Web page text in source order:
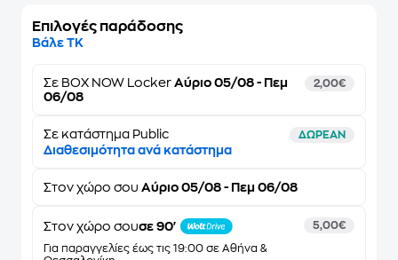
Επιλογές παράδοσης
Βάλε ΤΚ
Σε BOX NOW Locker Αύριο 05/08 - Πεμ
06/08
2,00€
Σε κατάστημα Public ΔΩΡΕΑΝ
Διαθεσιμότητα ανά κατάστημα
Στον χώρο σου Αύριο 05/08 - Πεμ 06/08
Στον χώρο σουσε 90'
Για παραγγελίες έως τις 19:00 σε Αθήνα &
5,00€